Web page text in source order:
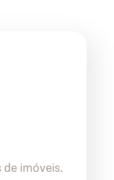
de imóveis.